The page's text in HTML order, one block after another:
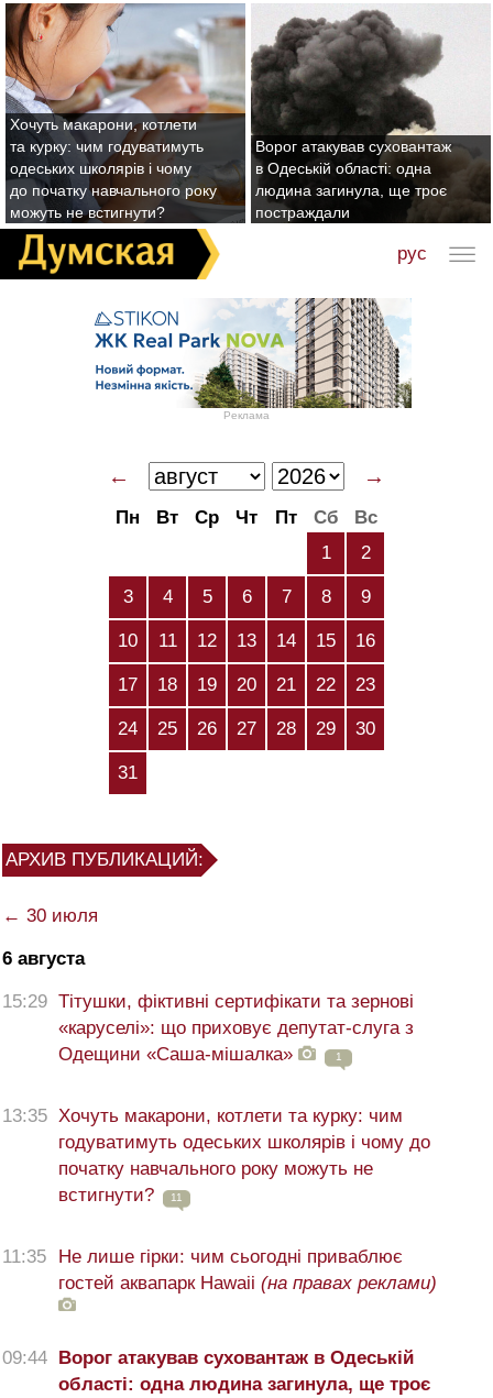
Хочуть макарони, котлети
та курку: чим годуватимуть
одеських школярів і чому
до початку навчального року
можуть не встигнути?
Ворог атакував суховантаж
в Одеській області: одна
людина загинула, ще троє
постраждали
рус
Реклама
← →
Пн Вт Ср Чт Пт Сб
Вс
1
2
3 4 5 6 7 8 9
10 11 12 13 14 15 16
17 18 19 20 21 22 23
24 25 26 27 28 29 30
31
АРХИВ ПУБЛИКАЦИЙ:
← 30 июля
6 августа
15:29 Тітушки, фіктивні сертифікати та зернові
«каруселі»: що приховує депутат-слуга з
Одещини «Саша-мішалка»
1
13:35 Хочуть макарони, котлети та курку: чим
годуватимуть одеських школярів і чому до
початку навчального року можуть не
встигнути?
11
11:35
Не лише гірки: чим сьогодні приваблює
гостей аквапарк Hawaii (на правах реклами)
09:44 Ворог атакував суховантаж в Одеській
області: одна людина загинула, ще троє